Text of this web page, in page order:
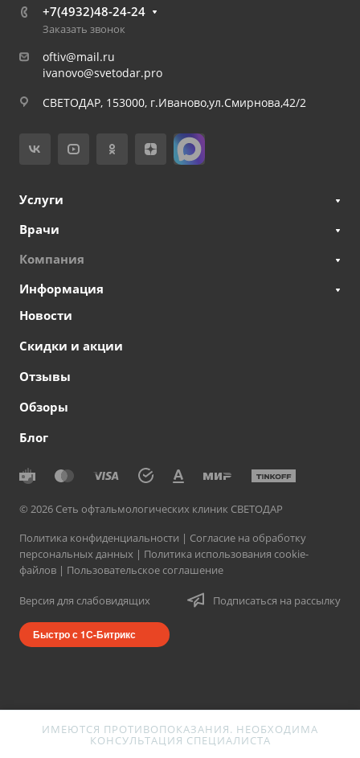
+7(4932)48-24-24
Заказать звонок
oftiv@mail.ru
ivanovo@svetodar.pro
СВЕТОДАР, 153000, г.Иваново,ул.Смирнова,42/2
Услуги
Врачи
Компания
Информация
Новости
Скидки и акции
Отзывы
Обзоры
Блог
© 2026 Сеть офтальмологических клиник СВЕТОДАР
Политика конфиденциальности | Согласие на обработку
персональных данных | Политика использования cookie-
файлов | Пользовательское соглашение
Версия для слабовидящих Подписаться на рассылку
Быстро с 1С-Битрикс
ИМЕЮТСЯ ПРОТИВОПОКАЗАНИЯ. НЕОБХОДИМА
КОНСУЛЬТАЦИЯ СПЕЦИАЛИСТА